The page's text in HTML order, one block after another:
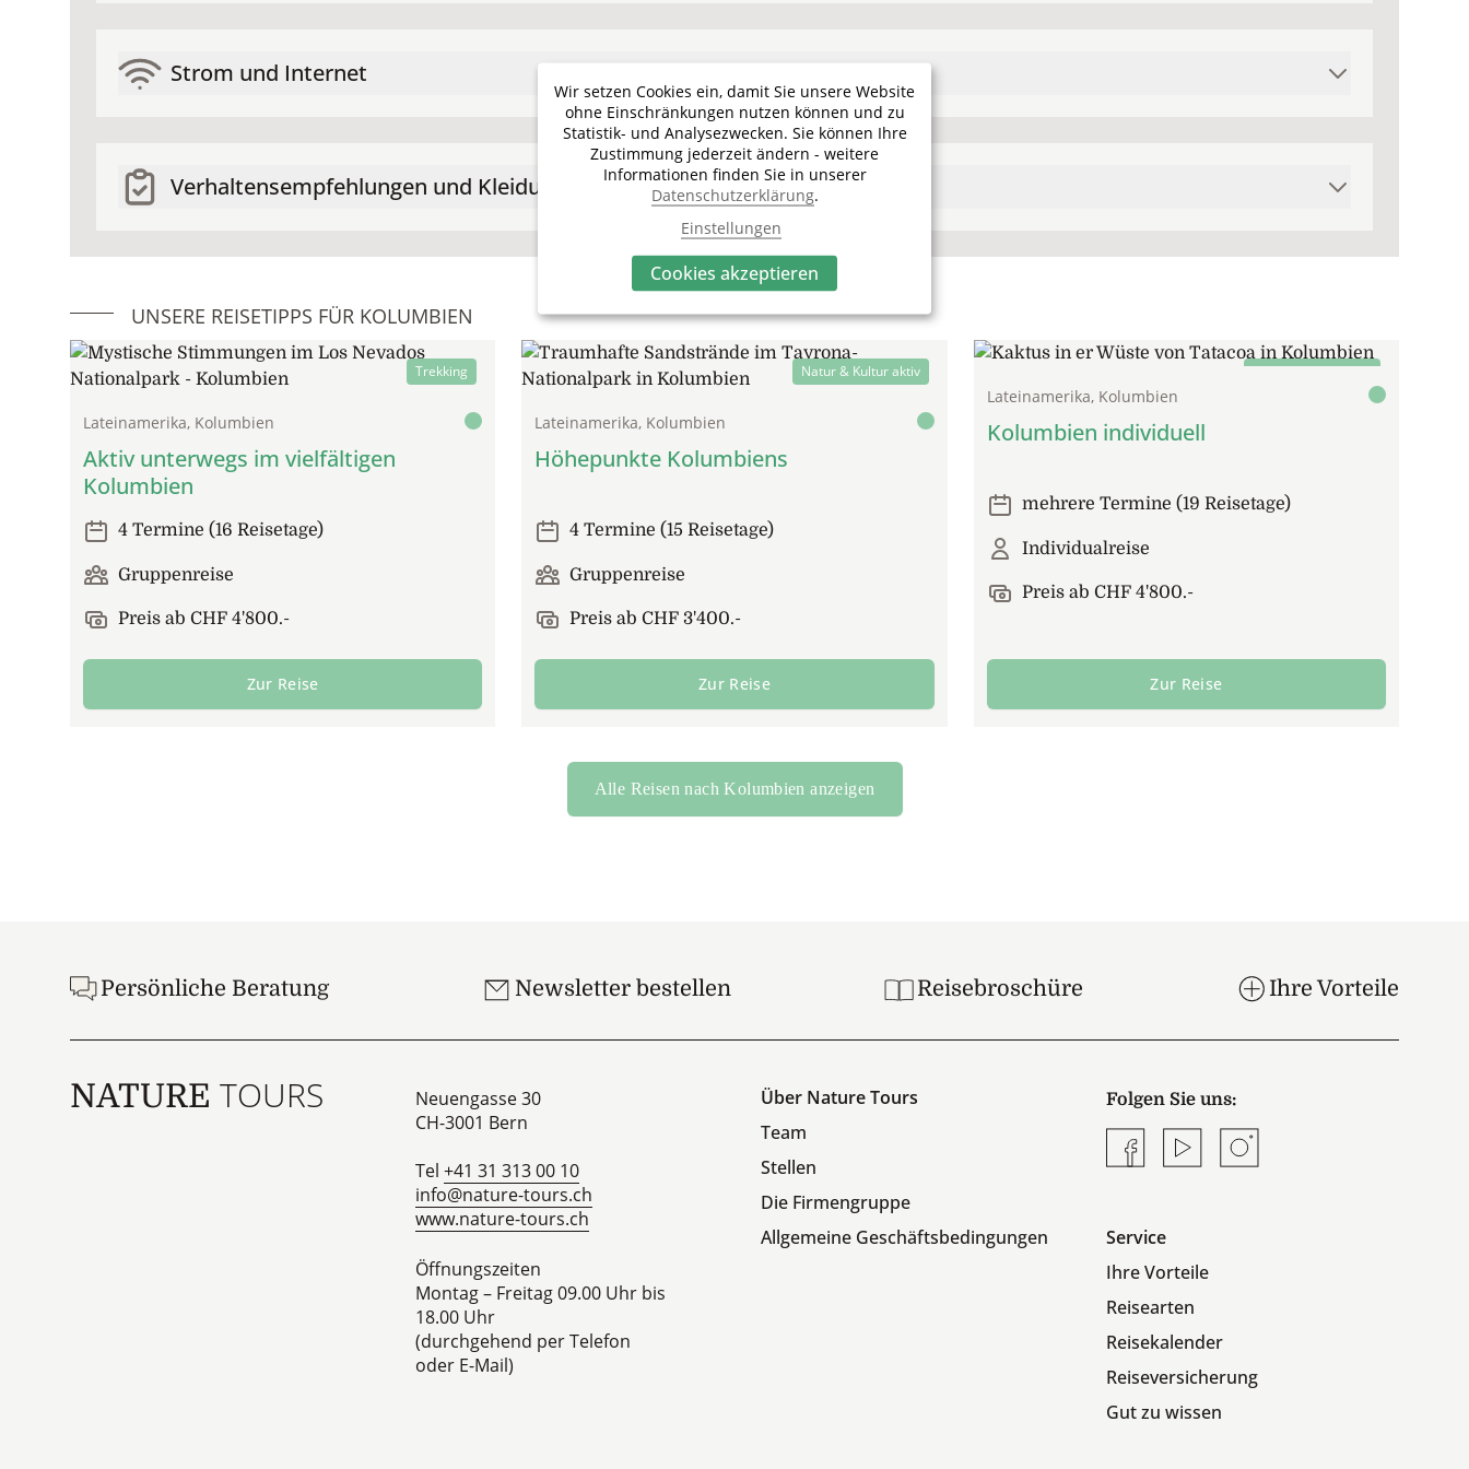
Strom und Internet
Verhaltensempfehlungen und Kleidung
UNSERE REISETIPPS FÜR KOLUMBIEN
Trekking
Lateinamerika, Kolumbien
Aktiv unterwegs im vielfältigen
Kolumbien
4 Termine (16 Reisetage)
Gruppenreise
Preis ab CHF 4'800.-
Zur Reise
Natur & Kultur aktiv
Lateinamerika, Kolumbien
Höhepunkte Kolumbiens
4 Termine (15 Reisetage)
Gruppenreise
Preis ab CHF 3'400.-
Zur Reise
Natur & Kultur aktiv
Lateinamerika, Kolumbien
Kolumbien individuell
mehrere Termine (19 Reisetage)
Individualreise
Preis ab CHF 4'800.-
Zur Reise
Alle Reisen nach Kolumbien anzeigen
Persönliche Beratung Newsletter bestellen Reisebroschüre Ihre Vorteile
NATURE TOURS
Neuengasse 30
CH-3001 Bern
Tel +41 31 313 00 10
info@nature-tours.ch
www.nature-tours.ch
Öffnungszeiten
Montag – Freitag 09.00 Uhr bis
18.00 Uhr
(durchgehend per Telefon
oder E-Mail)
Über Nature Tours
Team
Stellen
Die Firmengruppe
Allgemeine Geschäftsbedingungen
Folgen Sie uns:
FacebookYouTubeInstagram
Service
Ihre Vorteile
Reisearten
Reisekalender
Reiseversicherung
Gut zu wissen
Wir setzen Cookies ein, damit Sie unsere Website
ohne Einschränkungen nutzen können und zu
Statistik- und Analysezwecken. Sie können Ihre
Zustimmung jederzeit ändern - weitere
Informationen finden Sie in unserer
Datenschutzerklärung.
Einstellungen
Cookies akzeptieren